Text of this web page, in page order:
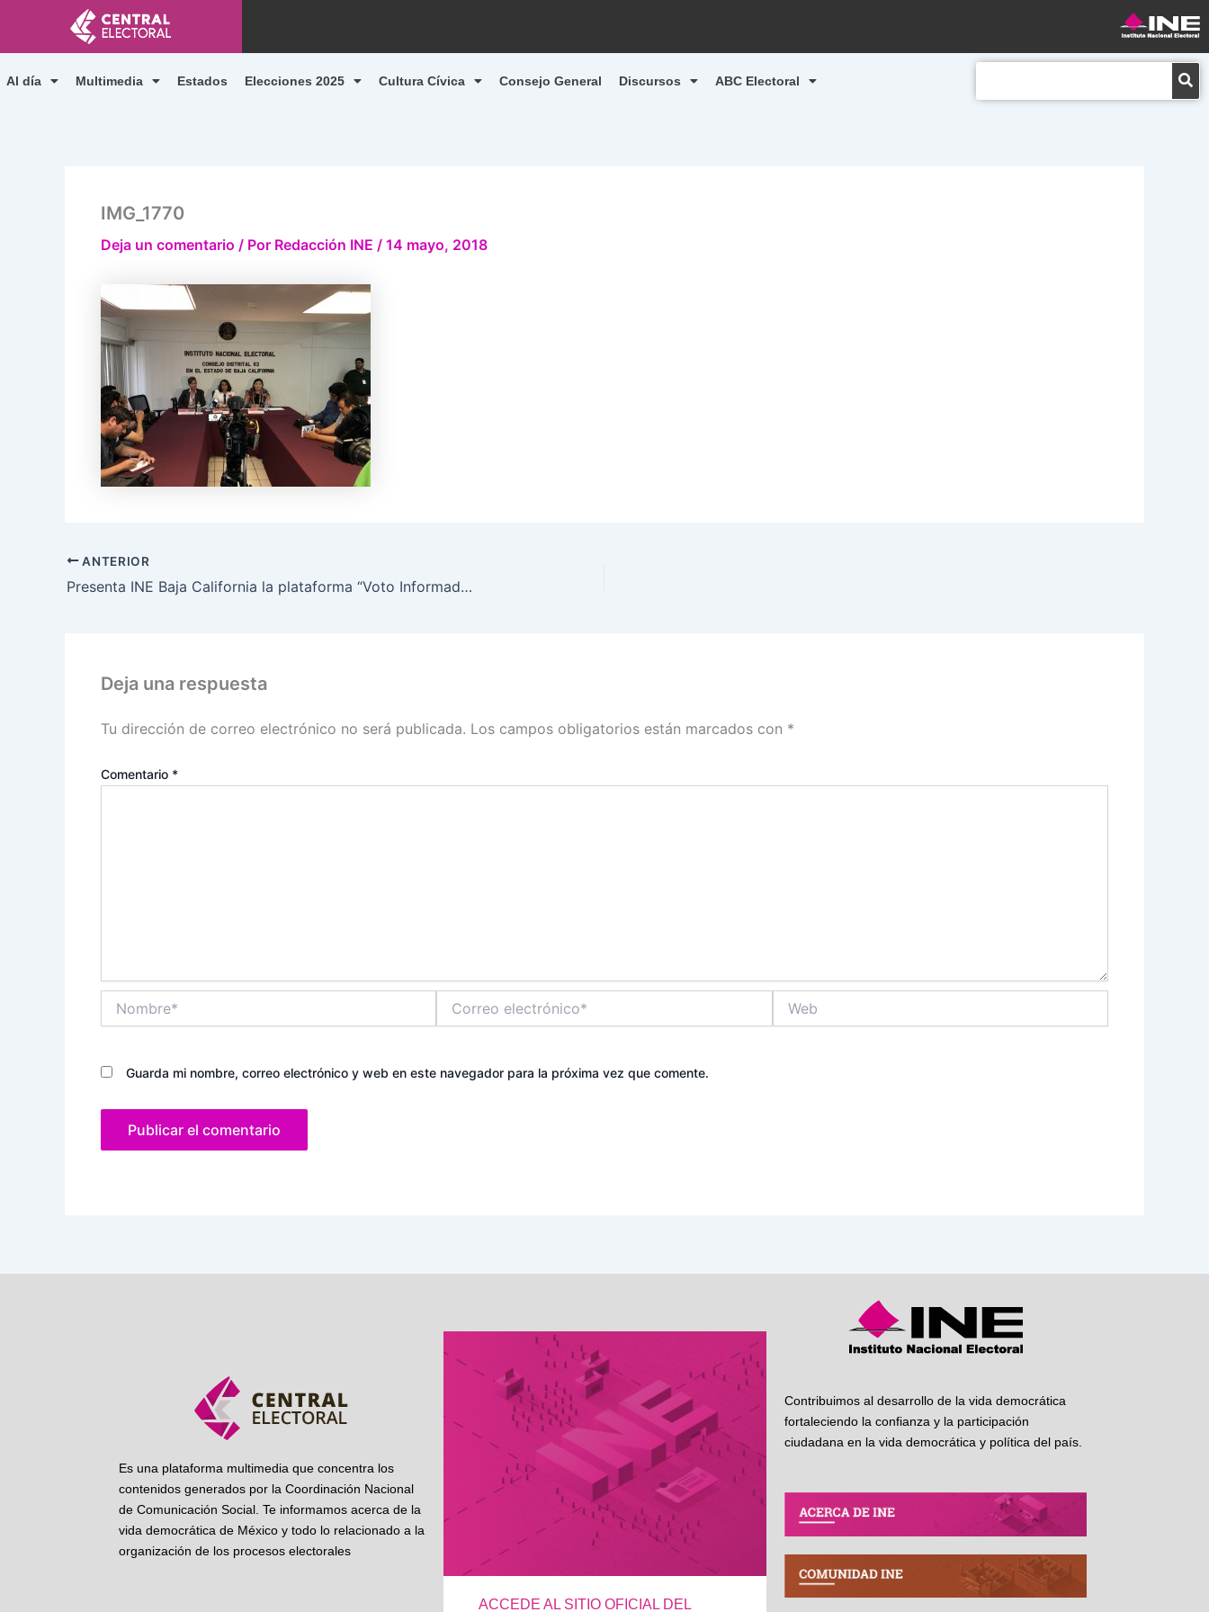
contenido
Al día Multimedia Estados Elecciones 2025 Cultura Cívica Consejo General Discursos ABC Electoral
IMG_1770
Deja un comentario / Por Redacción INE / 14 mayo, 2018
ANTERIOR
Presenta INE Baja California la plataforma “Voto Informado 2018”
Deja una respuesta
Tu dirección de correo electrónico no será publicada. Los campos obligatorios están marcados con *
Comentario *
electrónico*
Guarda mi nombre, correo electrónico y web en este navegador para la próxima vez que comente.
Es una plataforma multimedia que concentra los
contenidos generados por la Coordinación Nacional
de Comunicación Social. Te informamos acerca de la
vida democrática de México y todo lo relacionado a la
organización de los procesos electorales
ACCEDE AL SITIO OFICIAL DEL
Contribuimos al desarrollo de la vida democrática
fortaleciendo la confianza y la participación
ciudadana en la vida democrática y política del país.